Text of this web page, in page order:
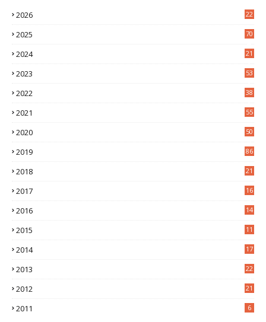
2026
22
2025
70
2024
21
2023
53
2022
38
2021
55
2020
50
2019 86
2018
21
2017
16
2016
14
2015
11
2014
17
2013
22
2012
21
2011 6